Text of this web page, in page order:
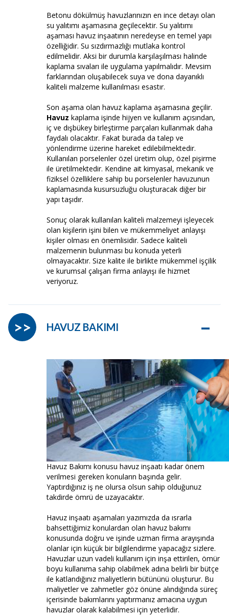
Betonu dökülmüş havuzlarınızın en ince detayı olan
su yalıtımı aşamasına geçilecektir. Su yalıtımı
aşaması havuz inşaatının neredeyse en temel yapı
özelliğidir. Su sızdırmazlığı mutlaka kontrol
edilmelidir. Aksi bir durumla karşılaşılması halinde
kaplama sıvaları ile uygulama yapılmalıdır. Mevsim
farklarından oluşabilecek suya ve dona dayanıklı
kaliteli malzeme kullanılması esastır.
Son aşama olan havuz kaplama aşamasına geçilir.
Havuz kaplama işinde hijyen ve kullanım açısından,
iç ve dışbükey birleştirme parçaları kullanmak daha
faydalı olacaktır. Fakat burada da talep ve
yönlendirme üzerine hareket edilebilmektedir.
Kullanılan porselenler özel üretim olup, özel pişirme
ile üretilmektedir. Kendine ait kimyasal, mekanik ve
fiziksel özelliklere sahip bu porselenler havuzunun
kaplamasında kusursuzluğu oluşturacak diğer bir
yapı taşıdır.
Sonuç olarak kullanılan kaliteli malzemeyi işleyecek
olan kişilerin işini bilen ve mükemmeliyet anlayışı
kişiler olması en önemlisidir. Sadece kaliteli
malzemenin bulunması bu konuda yeterli
olmayacaktır. Size kalite ile birlikte mükemmel işçilik
ve kurumsal çalışan firma anlayışı ile hizmet
veriyoruz.
HAVUZ BAKIMI –
>>
Havuz Bakımı konusu havuz inşaatı kadar önem
verilmesi gereken konuların başında gelir.
Yaptırdığınız iş ne olursa olsun sahip olduğunuz
takdirde ömrü de uzayacaktır.
Havuz inşaatı aşamaları yazımızda da ısrarla
bahsettiğimiz konulardan olan havuz bakımı
konusunda doğru ve işinde uzman firma arayışında
olanlar için küçük bir bilgilendirme yapacağız sizlere.
Havuzlar uzun vadeli kullanım için inşa ettirilen, ömür
boyu kullanıma sahip olabilmek adına belirli bir bütçe
ile katlandığınız maliyetlerin bütününü oluşturur. Bu
maliyetler ve zahmetler göz önüne alındığında süreç
içerisinde bakımlarını yaptırmanız amacına uygun
havuzlar olarak kalabilmesi için yeterlidir.